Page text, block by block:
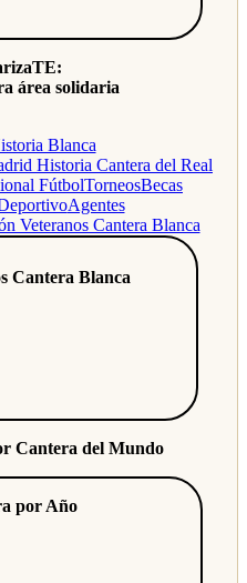
área solidaria
Blanca
Historia Cantera del Real
FútbolTorneosBecas
Agentes
Veteranos Cantera Blanca
Cantera Blanca
Cantera del Mundo
por Año